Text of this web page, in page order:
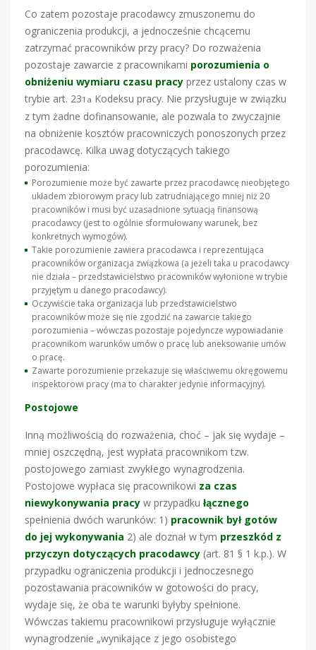
Co zatem pozostaje pracodawcy zmuszonemu do
ograniczenia produkcji, a jednocześnie chcącemu
zatrzymać pracowników przy pracy? Do rozważenia
pozostaje zawarcie z pracownikami porozumienia o
obniżeniu wymiaru czasu pracy przez ustalony czas w
trybie art. 231a Kodeksu pracy. Nie przysługuje w związku
z tym żadne dofinansowanie, ale pozwala to zwyczajnie
na obniżenie kosztów pracowniczych ponoszonych przez
pracodawcę. Kilka uwag dotyczących takiego
porozumienia:
Porozumienie może być zawarte przez pracodawcę nieobjętego
układem zbiorowym pracy lub zatrudniającego mniej niż 20
pracowników i musi być uzasadnione sytuacją finansową
pracodawcy (jest to ogólnie sformułowany warunek, bez
konkretnych wymogów).
Takie porozumienie zawiera pracodawca i reprezentująca
pracowników organizacja związkowa (a jeżeli taka u pracodawcy
nie działa – przedstawicielstwo pracowników wyłonione w trybie
przyjętym u danego pracodawcy).
Oczywiście taka organizacja lub przedstawicielstwo
pracowników może się nie zgodzić na zawarcie takiego
porozumienia – wówczas pozostaje pojedyncze wypowiadanie
pracownikom warunków umów o pracę lub aneksowanie umów
o pracę.
Zawarte porozumienie przekazuje się właściwemu okręgowemu
inspektorowi pracy (ma to charakter jedynie informacyjny).
Postojowe
Inną możliwością do rozważenia, choć – jak się wydaje –
mniej oszczędną, jest wypłata pracownikom tzw.
postojowego zamiast zwykłego wynagrodzenia.
Postojowe wypłaca się pracownikowi za czas
niewykonywania pracy w przypadku łącznego
spełnienia dwóch warunków: 1) pracownik był gotów
do jej wykonywania 2) ale doznał w tym przeszkód z
przyczyn dotyczących pracodawcy (art. 81 § 1 k.p.). W
przypadku ograniczenia produkcji i jednoczesnego
pozostawania pracowników w gotowości do pracy,
wydaje się, że oba te warunki byłyby spełnione.
Wówczas takiemu pracownikowi przysługuje wyłącznie
wynagrodzenie „wynikające z jego osobistego